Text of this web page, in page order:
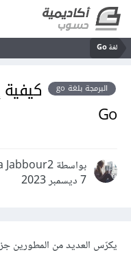
لغة Go
البرمجة بلغة go
Go
بواسطة Huda Jabbour2
7 ديسمبر 2023
يكرّس العديد من المطورين